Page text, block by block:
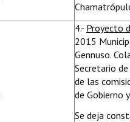
4.- Proyecto
2015
Gennuso.
Secretario
de las
de Gobierno
Se deja